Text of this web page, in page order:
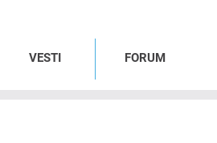
VESTI FORUM